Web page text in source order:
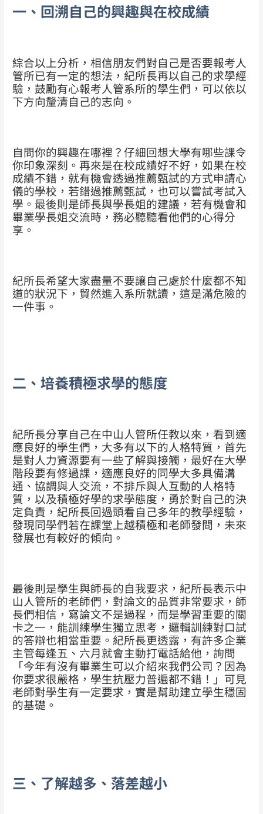
一、回溯自己的興趣與在校成績
綜合以上分析，相信朋友們對自己是否要報考人
管所已有一定的想法，紀所長再以自己的求學經
驗，鼓勵有心報考人管系所的學生們，可以依以
下方向釐清自己的志向。
自問你的興趣在哪裡？仔細回想大學有哪些課令
你印象深刻。再來是在校成績好不好，如果在校
成績不錯，就有機會透過推薦甄試的方式申請心
儀的學校，若錯過推薦甄試，也可以嘗試考試入
學。 最後則是師長與學長姐的建議，若有機會和
畢業學長姐交流時，務必聽聽看他們的心得分
享。
紀所長希望大家盡量不要讓自己處於什麼都不知
道的狀況下，貿然進入系所就讀，這是滿危險的
一件事。
二、培養積極求學的態度
紀所長分享自己在中山人管所任教以來，看到適
應良好的學生們，大多有以下的人格特質，首先
是對人力資源要有一些了解與接觸，最好在大學
階段要有修過課，適應良好的同學大多具備溝
通、協調與人交流，不排斥與人互動的人格特
質，以及積極好學的求學態度，勇於對自己的決
定負責，紀所長回過頭看自己多年的教學經驗，
發現同學們若在課堂上越積極和老師發問，未來
發展也有較好的傾向。
最後則是學生與師長的自我要求，紀所長表示中
山人管所的老師們，對論文的品質非常要求，師
長們相信，寫論文不是過程，而是學習重要的關
卡之一，能訓練學生獨立思考，邏輯訓練對口試
的答辯也相當重要。紀所長更透露，有許多企業
主管每逢五、六月就會主動打電話給他，詢問
「今年有沒有畢業生可以介紹來我們公司？因為
你要求很嚴格，學生抗壓力普遍都不錯！」可見
老師對學生有一定要求，實是幫助建立學生穩固
的基礎。
三、了解越多、落差越小